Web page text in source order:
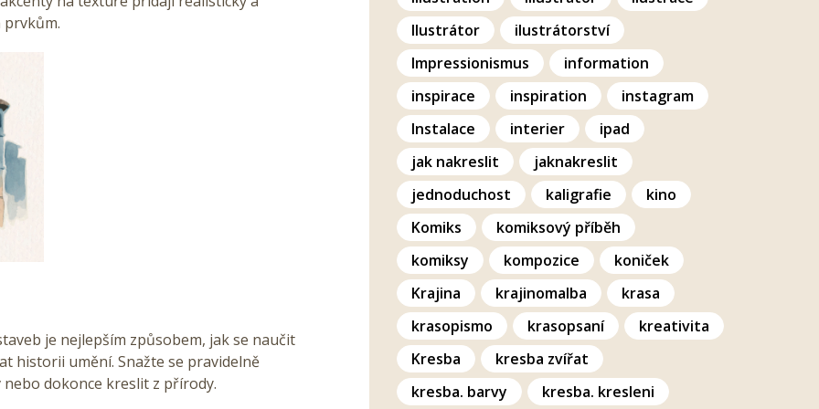
je nejlepším způsobem, jak se naučit
historii umění. Snažte se pravidelně
dokonce kreslit z přírody.
Ilustrátor
ilustrátorství
Impressionismus
information
inspirace
inspiration
instagram
Instalace
interier
ipad
jak nakreslit
jaknakreslit
jednoduchost
kaligrafie
kino
Komiks
komiksový příběh
komiksy
kompozice
koniček
Krajina
krajinomalba
krasa
krasopismo
krasopsaní
kreativita
Kresba
kresba zvířat
kresba. barvy
kresba. kresleni